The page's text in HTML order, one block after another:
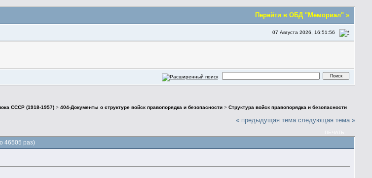
Перейти в ОБД "Мемориал" »
07 Августа 2026, 16:51:56
СССР (1918-1957) >404-Документы о структуре войск правопорядка и безопасности >Структура войск правопорядка и безопасности
« предыдущая тема следующая тема »
ПЕЧАТЬ
46505 раз)